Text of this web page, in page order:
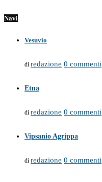
Navi
Vesuvio
di redazione 0 commenti
Etna
di redazione 0 commenti
Vipsanio Agrippa
di redazione 0 commenti